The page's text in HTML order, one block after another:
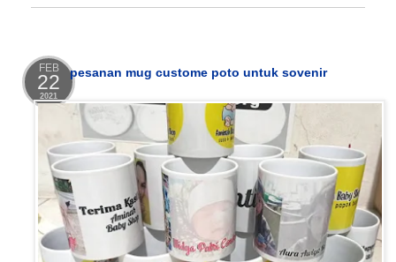
FEB
22
2021
pesanan mug custome poto untuk sovenir